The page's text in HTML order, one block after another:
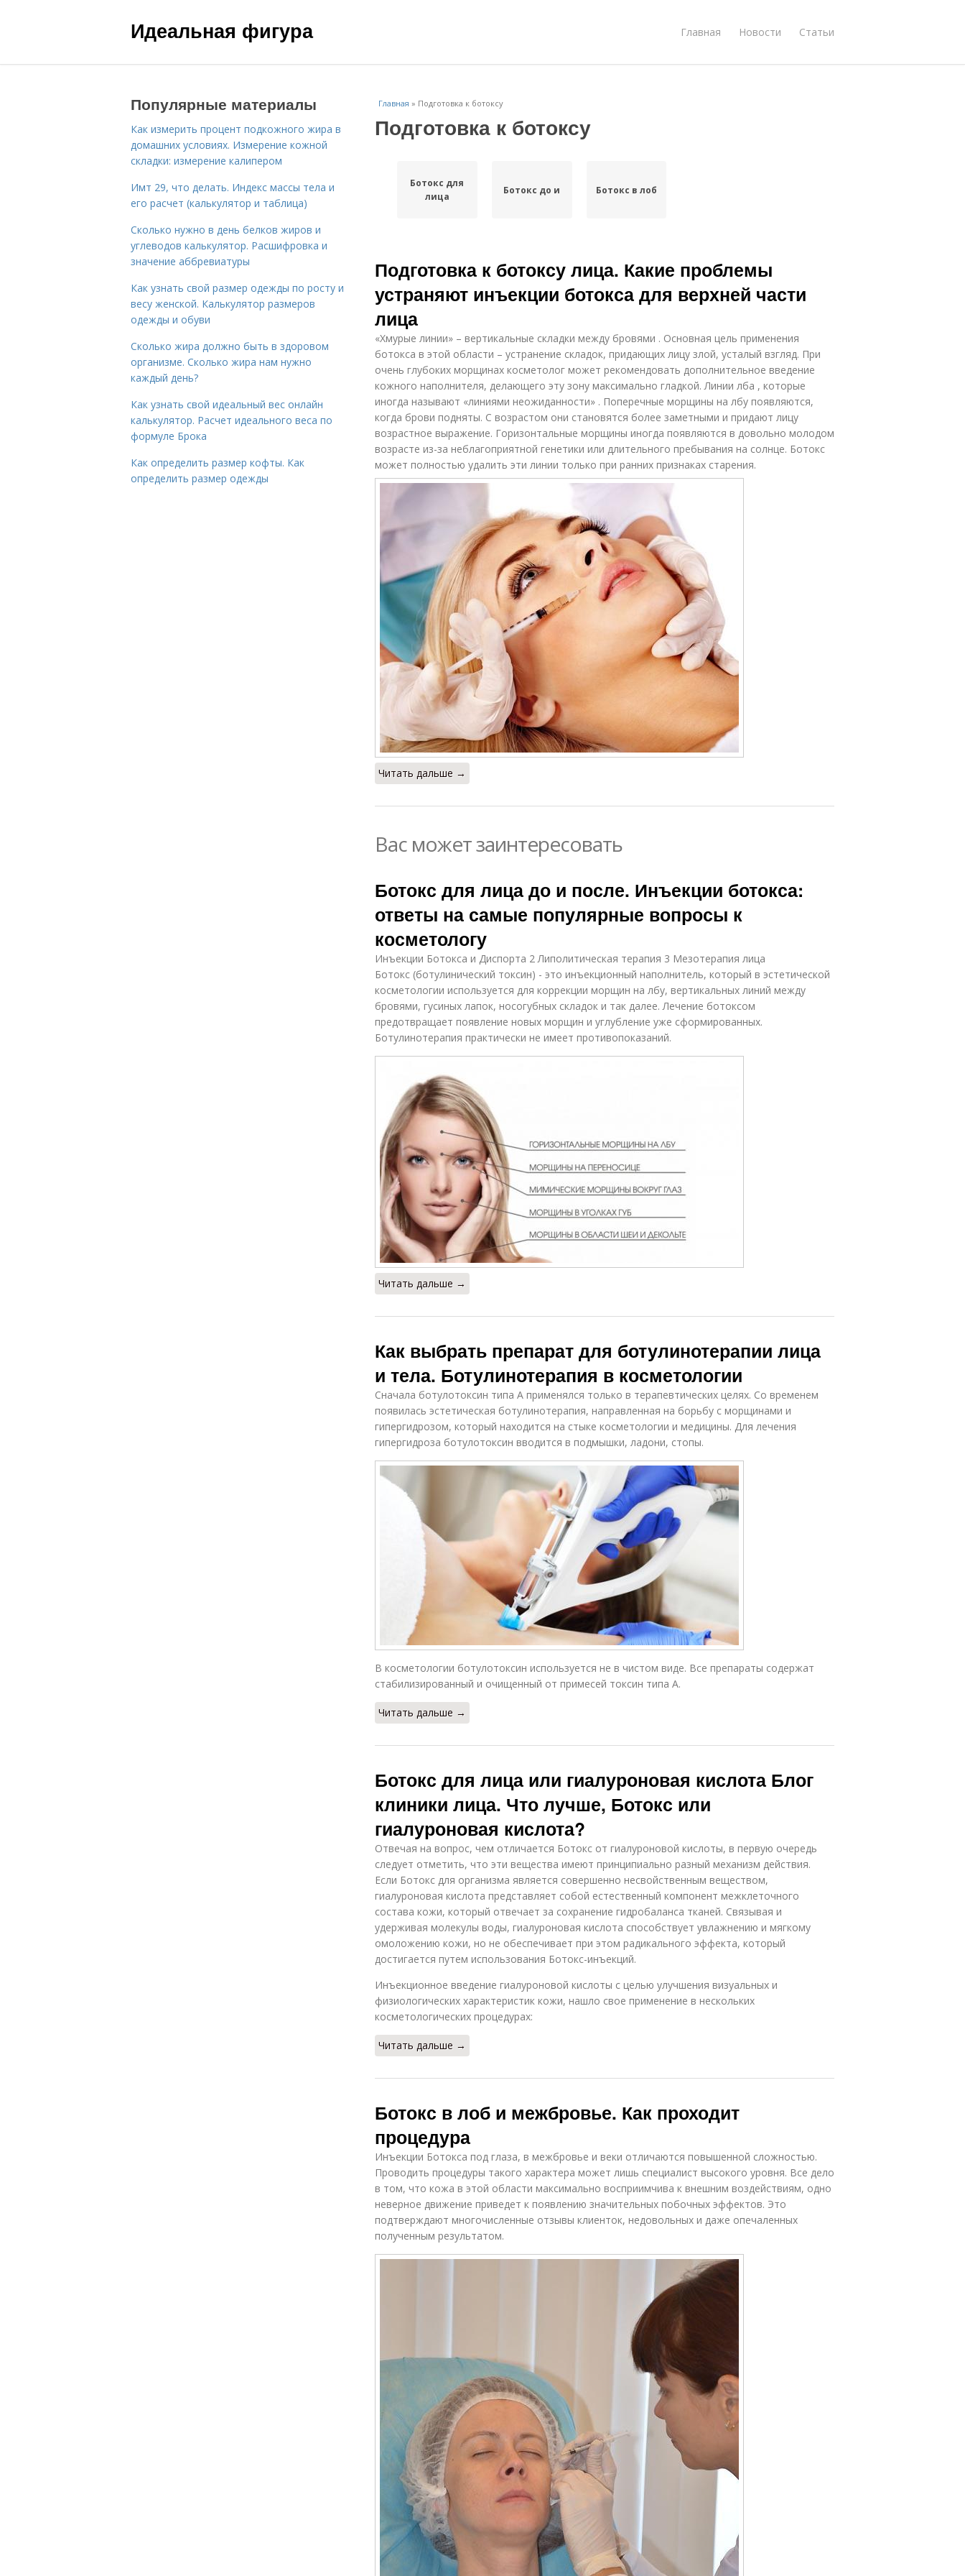
Идеальная фигура Главная Новости Статьи
Главная » Подготовка к ботоксу
Подготовка к ботоксу
Ботокс для
лица
Ботокс до и Ботокс в лоб
Подготовка к ботоксу лица. Какие проблемы
устраняют инъекции ботокса для верхней части
лица
«Хмурые линии» – вертикальные складки между бровями . Основная цель применения
ботокса в этой области – устранение складок, придающих лицу злой, усталый взгляд. При
очень глубоких морщинах косметолог может рекомендовать дополнительное введение
кожного наполнителя, делающего эту зону максимально гладкой. Линии лба , которые
иногда называют «линиями неожиданности» . Поперечные морщины на лбу появляются,
когда брови подняты. С возрастом они становятся более заметными и придают лицу
возрастное выражение. Горизонтальные морщины иногда появляются в довольно молодом
возрасте из-за неблагоприятной генетики или длительного пребывания на солнце. Ботокс
может полностью удалить эти линии только при ранних признаках старения.
Читать дальше →
Вас может заинтересовать
Ботокс для лица до и после. Инъекции ботокса:
ответы на самые популярные вопросы к
косметологу
Инъекции Ботокса и Диспорта 2 Липолитическая терапия 3 Мезотерапия лица
Ботокс (ботулинический токсин) - это инъекционный наполнитель, который в эстетической
косметологии используется для коррекции морщин на лбу, вертикальных линий между
бровями, гусиных лапок, носогубных складок и так далее. Лечение ботоксом
предотвращает появление новых морщин и углубление уже сформированных.
Ботулинотерапия практически не имеет противопоказаний.
Читать дальше →
Как выбрать препарат для ботулинотерапии лица
и тела. Ботулинотерапия в косметологии
Сначала ботулотоксин типа А применялся только в терапевтических целях. Со временем
появилась эстетическая ботулинотерапия, направленная на борьбу с морщинами и
гипергидрозом, который находится на стыке косметологии и медицины. Для лечения
гипергидроза ботулотоксин вводится в подмышки, ладони, стопы.
В косметологии ботулотоксин используется не в чистом виде. Все препараты содержат
стабилизированный и очищенный от примесей токсин типа А.
Читать дальше →
Ботокс для лица или гиалуроновая кислота Блог
клиники лица. Что лучше, Ботокс или
гиалуроновая кислота?
Отвечая на вопрос, чем отличается Ботокс от гиалуроновой кислоты, в первую очередь
следует отметить, что эти вещества имеют принципиально разный механизм действия.
Если Ботокс для организма является совершенно несвойственным веществом,
гиалуроновая кислота представляет собой естественный компонент межклеточного
состава кожи, который отвечает за сохранение гидробаланса тканей. Связывая и
удерживая молекулы воды, гиалуроновая кислота способствует увлажнению и мягкому
омоложению кожи, но не обеспечивает при этом радикального эффекта, который
достигается путем использования Ботокс-инъекций.
Инъекционное введение гиалуроновой кислоты с целью улучшения визуальных и
физиологических характеристик кожи, нашло свое применение в нескольких
косметологических процедурах:
Читать дальше →
Ботокс в лоб и межбровье. Как проходит
процедура
Инъекции Ботокса под глаза, в межбровье и веки отличаются повышенной сложностью.
Проводить процедуры такого характера может лишь специалист высокого уровня. Все дело
в том, что кожа в этой области максимально восприимчива к внешним воздействиям, одно
неверное движение приведет к появлению значительных побочных эффектов. Это
подтверждают многочисленные отзывы клиенток, недовольных и даже опечаленных
полученным результатом.
Популярные материалы
Как измерить процент подкожного жира в
домашних условиях. Измерение кожной
складки: измерение калипером
Имт 29, что делать. Индекс массы тела и
его расчет (калькулятор и таблица)
Сколько нужно в день белков жиров и
углеводов калькулятор. Расшифровка и
значение аббревиатуры
Как узнать свой размер одежды по росту и
весу женской. Калькулятор размеров
одежды и обуви
Сколько жира должно быть в здоровом
организме. Сколько жира нам нужно
каждый день?
Как узнать свой идеальный вес онлайн
калькулятор. Расчет идеального веса по
формуле Брока
Как определить размер кофты. Как
определить размер одежды